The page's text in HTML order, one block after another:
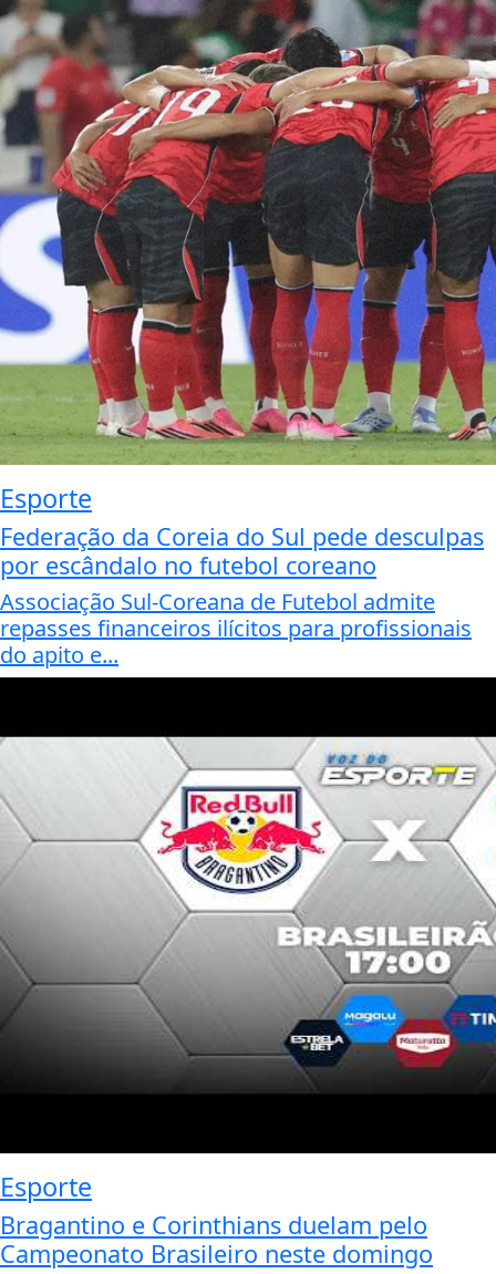
Esporte
Federação da Coreia do Sul pede desculpas
por escândalo no futebol coreano
Associação Sul-Coreana de Futebol admite
repasses financeiros ilícitos para profissionais
do apito e...
Esporte
Bragantino e Corinthians duelam pelo
Campeonato Brasileiro neste domingo